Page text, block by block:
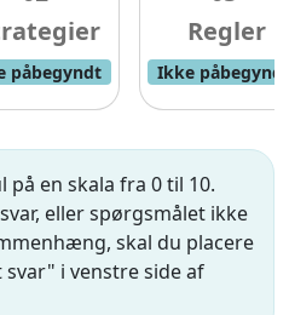
påbegyndt Ikke påbegyndt
en skala fra 0 til 10.
eller spørgsmålet ikke
skal du placere
i venstre side af